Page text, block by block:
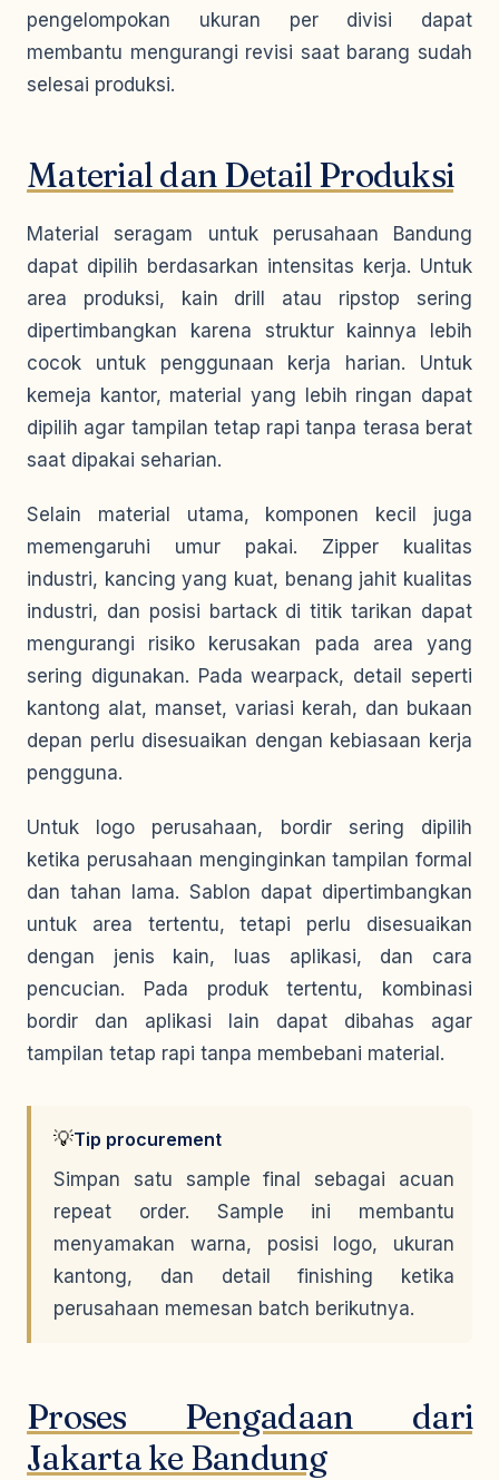
pengelompokan ukuran per divisi dapat
membantu mengurangi revisi saat barang sudah
selesai produksi.
Material dan Detail Produksi
Material seragam untuk perusahaan Bandung
dapat dipilih berdasarkan intensitas kerja. Untuk
area produksi, kain drill atau ripstop sering
dipertimbangkan karena struktur kainnya lebih
cocok untuk penggunaan kerja harian. Untuk
kemeja kantor, material yang lebih ringan dapat
dipilih agar tampilan tetap rapi tanpa terasa berat
saat dipakai seharian.
Selain material utama, komponen kecil juga
memengaruhi umur pakai. Zipper kualitas
industri, kancing yang kuat, benang jahit kualitas
industri, dan posisi bartack di titik tarikan dapat
mengurangi risiko kerusakan pada area yang
sering digunakan. Pada wearpack, detail seperti
kantong alat, manset, variasi kerah, dan bukaan
depan perlu disesuaikan dengan kebiasaan kerja
pengguna.
Untuk logo perusahaan, bordir sering dipilih
ketika perusahaan menginginkan tampilan formal
dan tahan lama. Sablon dapat dipertimbangkan
untuk area tertentu, tetapi perlu disesuaikan
dengan jenis kain, luas aplikasi, dan cara
pencucian. Pada produk tertentu, kombinasi
bordir dan aplikasi lain dapat dibahas agar
tampilan tetap rapi tanpa membebani material.
💡Tip procurement
Simpan satu sample final sebagai acuan
repeat order. Sample ini membantu
menyamakan warna, posisi logo, ukuran
kantong, dan detail finishing ketika
perusahaan memesan batch berikutnya.
Proses Pengadaan dari
Jakarta ke Bandung